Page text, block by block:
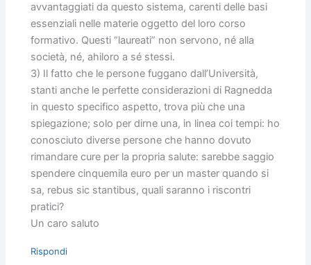
avvantaggiati da questo sistema, carenti delle basi
essenziali nelle materie oggetto del loro corso
formativo. Questi “laureati” non servono, né alla
società, né, ahiloro a sé stessi.
3) Il fatto che le persone fuggano dall’Università,
stanti anche le perfette considerazioni di Ragnedda
in questo specifico aspetto, trova più che una
spiegazione; solo per dirne una, in linea coi tempi: ho
conosciuto diverse persone che hanno dovuto
rimandare cure per la propria salute: sarebbe saggio
spendere cinquemila euro per un master quando si
sa, rebus sic stantibus, quali saranno i riscontri
pratici?
Un caro saluto
Rispondi